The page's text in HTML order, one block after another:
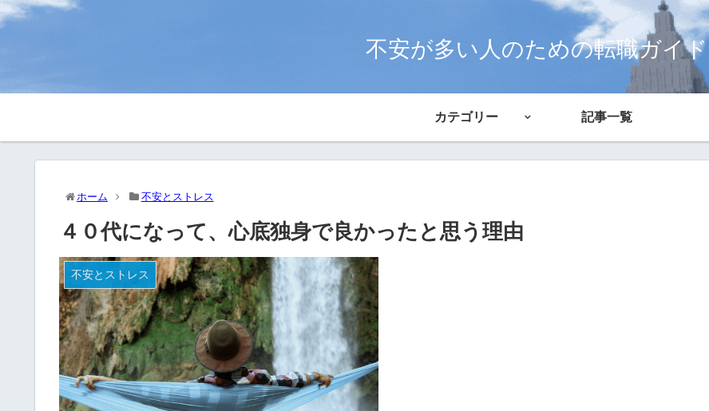
不安が多い人のための転職ガイド
カテゴリー 記事一覧
ホーム 不安とストレス
４０代になって、心底独身で良かったと思う理由
不安とストレス